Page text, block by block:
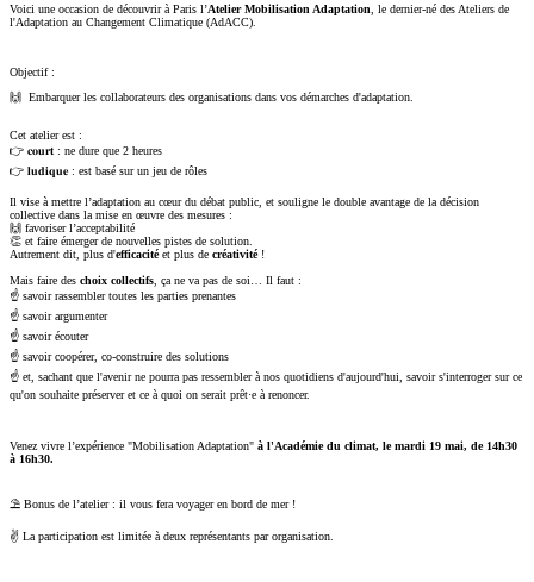
Voici une occasion de découvrir à Paris l’Atelier Mobilisation Adaptation , le dernier-né des Ateliers de
l'Adaptation au Changement Climatique (AdACC).
Objectif :
🙌 Embarquer les collaborateurs des organisations dans vos démarches d'adaptation.
Cet atelier est :
👉 𝐜𝐨𝐮𝐫𝐭 : ne dure que 2 heures
👉 𝐥𝐮𝐝𝐢𝐪𝐮𝐞 : est basé sur un jeu de rôles
Il vise à mettre l’adaptation au cœur du débat public, et souligne le double avantage de la décision
collective dans la mise en œuvre des mesures :
🙌 favoriser l’acceptabilité
👏 et faire émerger de nouvelles pistes de solution.
Autrement dit, plus d'efficacitéet plus de créativité!
Mais faire des choix collectifs , ça ne va pas de soi… Il faut :
☝ savoir rassembler toutes les parties prenantes
☝ savoir argumenter
☝ savoir écouter
☝ savoir coopérer, co-construire des solutions
☝ et, sachant que l'avenir ne pourra pas ressembler à nos quotidiens d'aujourd'hui, savoir s'interroger sur ce
qu'on souhaite préserver et ce à quoi on serait prêt·e à renoncer.
Venez vivre l’expérience "Mobilisation Adaptation" à l'Académie du climat, le mardi 19 mai, de 14h30
à 16h30.
⛱️ Bonus de l’atelier : il vous fera voyager en bord de mer !
✌ La participation est limitée à deux représentants par organisation.